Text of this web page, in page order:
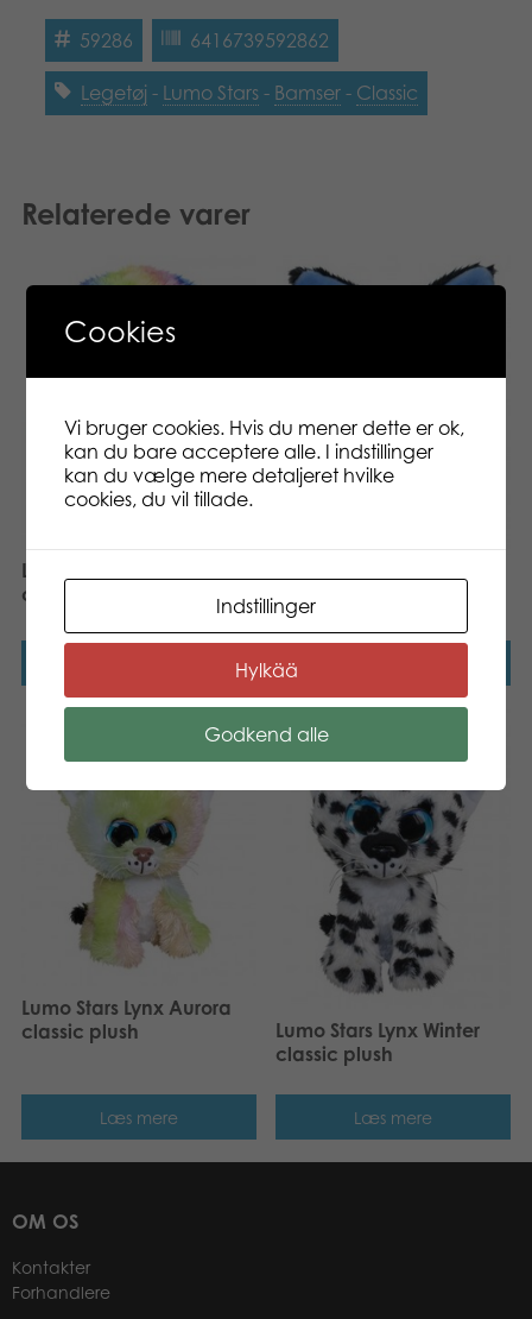
59286 6416739592862
Legetøj - Lumo Stars - Bamser - Classic
Relaterede varer
Lumo Stars Puffin Lenni
classic plush
Lumo Stars Fox Blueberry
classic plush
Lumo Stars Lynx Aurora
classic plush
Læs mere
Lumo Stars Lynx Winter
classic plush
Læs mere
OM OS
Kontakter
Forhandlere
Cookies
Vi bruger cookies. Hvis du mener dette er ok,
kan du bare acceptere alle. I indstillinger
kan du vælge mere detaljeret hvilke
cookies, du vil tillade.
Indstillinger
Hylkää
Godkend alle